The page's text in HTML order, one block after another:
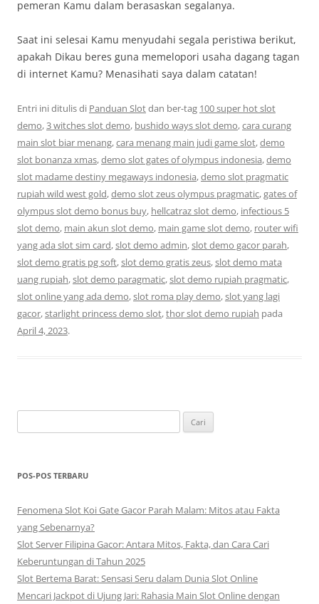
pemeran Kamu dalam berasaskan segalanya.
Saat ini selesai Kamu menyudahi segala peristiwa berikut,
apakah Dikau beres guna memelopori usaha dagang tagan
di internet Kamu? Menasihati saya dalam catatan!
Entri ini ditulis di Panduan Slotdan ber-tag 100 super hot slot
demo,3 witches slot demo, bushido ways slot demo,cara curang
main slot biar menang,cara menang main judi game slot,demo
slot bonanza xmas,demo slot gates of olympus indonesia,demo
slot madame destiny megaways indonesia,demo slot pragmatic
rupiah wild west gold,demo slot zeus olympus pragmatic,gates of
olympus slot demo bonus buy, hellcatraz slot demo, infectious 5
slot demo, main akun slot demo, main game slot demo, router wifi
yang ada slot sim card,slot demo admin,slot demo gacor parah,
slot demo gratis pg soft,slot demo gratis zeus,slot demo mata
uang rupiah,slot demo paragmatic,slot demo rupiah pragmatic,
slot online yang ada demo,slot roma play demo,slot yang lagi
gacor,starlight princess demo slot,thor slot demo rupiah pada
April 4, 2023.
untuk:
POS-POS TERBARU
Fenomena Slot Koi Gate Gacor Parah Malam: Mitos atau Fakta
yang Sebenarnya?
Slot Server Filipina Gacor: Antara Mitos, Fakta, dan Cara Cari
Keberuntungan di Tahun 2025
Slot Bertema Barat: Sensasi Seru dalam Dunia Slot Online
Mencari Jackpot di Ujung Jari: Rahasia Main Slot Online dengan